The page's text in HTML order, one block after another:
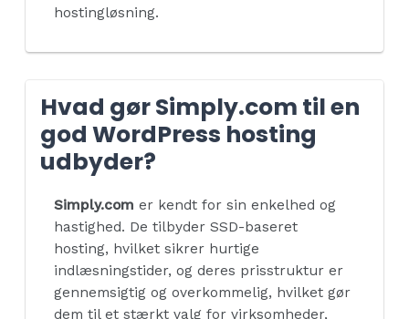
hostingløsning.
Hvad gør Simply.com til en
god WordPress hosting
udbyder?
Simply.com er kendt for sin enkelhed og
hastighed. De tilbyder SSD-baseret
hosting, hvilket sikrer hurtige
indlæsningstider, og deres prisstruktur er
gennemsigtig og overkommelig, hvilket gør
dem til et stærkt valg for virksomheder,